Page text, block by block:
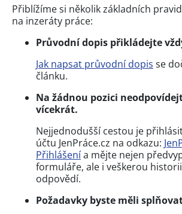
Přiblížíme si několik základních
na inzeráty práce:
Průvodní dopis přikládejte
Jak napsat průvodní dopis se
článku.
Na žádnou pozici
vícekrát.
Nejjednodušší cestou je
účtu JenPráce.cz na odkazu:
Přihlášenía mějte nejen
formuláře, ale i veškerou
odpovědí.
Požadavky byste měli